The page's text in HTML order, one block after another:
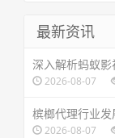
最新资讯
深入解析蚂蚁
2026-08-07
槟榔代理行业
2026-08-07